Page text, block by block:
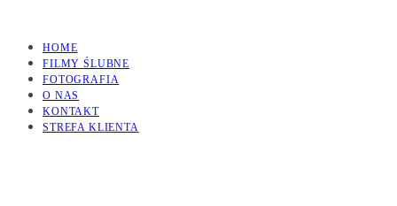
HOME
FILMY ŚLUBNE
FOTOGRAFIA
O NAS
KONTAKT
STREFA KLIENTA